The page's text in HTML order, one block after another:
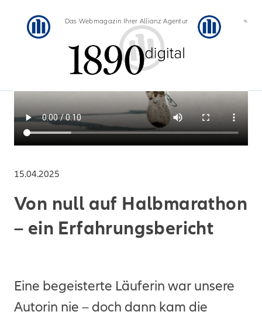
Das Webmagazin Ihrer Allianz Agentur
15.04.2025
Von null auf Halbmarathon
– ein Erfahrungsbericht
Eine begeisterte Läuferin war unsere
Autorin nie – doch dann kam die